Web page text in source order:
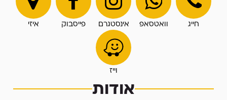
חייג וואטסאפ אינסטגרם פייסבוק איזי
וייז
אודות